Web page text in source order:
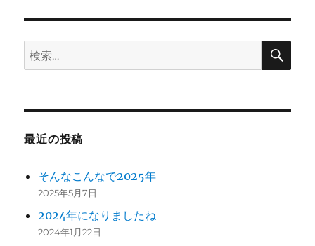
検
索:
検
最近の投稿
そんなこんなで2025年
2025年5月7日
2024年になりましたね
2024年1月22日